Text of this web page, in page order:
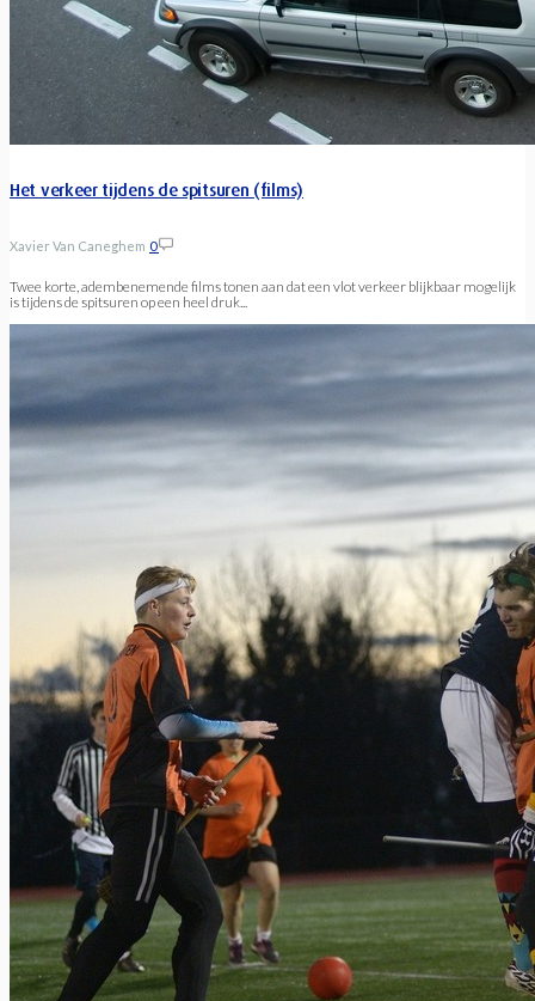
Het verkeer tijdens de spitsuren (films)
Xavier Van Caneghem 0
Twee korte, adembenemende films tonen aan dat een vlot verkeer blijkbaar mogelijk
is tijdens de spitsuren op een heel druk...